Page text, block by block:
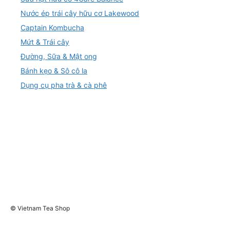
Nước ép trái cây hữu cơ Lakewood
Captain Kombucha
Mứt & Trái cây
Đường, Sữa & Mật ong
Bánh kẹo & Sô cô la
Dụng cụ pha trà & cà phê
© Vietnam Tea Shop